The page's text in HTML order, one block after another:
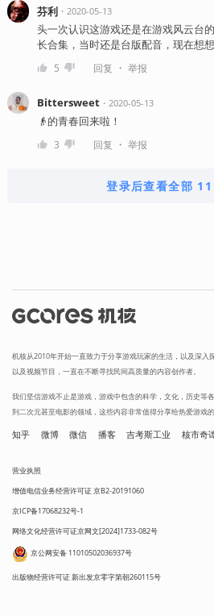
芬利 ・ 2020-05-13
头一次认识这游戏还是在游戏风云台
长合集，当时还是台版配音，现在想
5 回复 ・ 举报
Bittersweet・ 2020-05-13
👴的青春回来啦！
3 回复 ・ 举报
登录后查看全部
机核从2010年开始一直致力于分享游戏玩家的生活，以及深入
以及视频节目，一直在不断寻找民间高质量的内容创作者。
我们坚信游戏不止是游戏，游戏中包含的科学，文化，历史等
到二次元甚至电影的领域，这些内容非常值得分享给热爱游戏的
知乎 微博 微信 播客 吉考斯工业 核市奇
营业执照
增值电信业务经营许可证 京B2-20191060
京ICP备17068232号-1
网络文化经营许可证京网文[2024]1733-082号
京公网安备 11010502036937号
出版物经营许可证 新出发京零字第朝260115号